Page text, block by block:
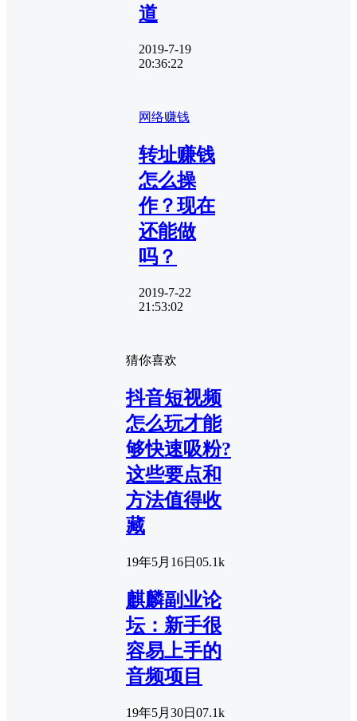
道
2019-7-19
20:36:22
网络赚钱
转址赚钱
怎么操
作？现在
还能做
吗？
2019-7-22
21:53:02
猜你喜欢
抖音短视频
怎么玩才能
够快速吸粉?
这些要点和
方法值得收
藏
19年5月16日 05.1k
麒麟副业论
坛：新手很
容易上手的
音频项目
19年5月30日 07.1k